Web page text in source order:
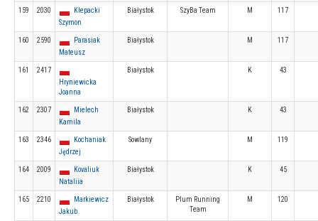
159 2030
Klepacki
Szymon
Białystok SzyBa Team M 117
160 2590
Parasiak
Mateusz
Białystok M 117
161
2417
Hryniewicka
Joanna
Białystok K 43
162 2307
Mielech
Kamila
Białystok K 43
163 2346
Kochaniak
Jędrzej
Sowlany M 119
164 2009
Kovaliuk
Nataliia
Białystok K 45
165 2210
Markiewicz
Jakub
Białystok
Plum Running
Team
M 120